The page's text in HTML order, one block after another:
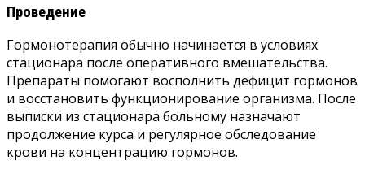
Проведение
Гормонотерапия обычно начинается в условиях
стационара после оперативного вмешательства.
Препараты помогают восполнить дефицит гормонов
и восстановить функционирование организма. После
выписки из стационара больному назначают
продолжение курса и регулярное обследование
крови на концентрацию гормонов.